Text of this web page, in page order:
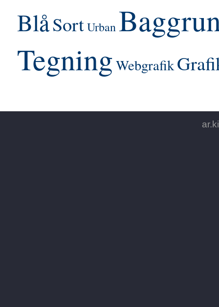
BlåSortUrban
TegningWebgrafik